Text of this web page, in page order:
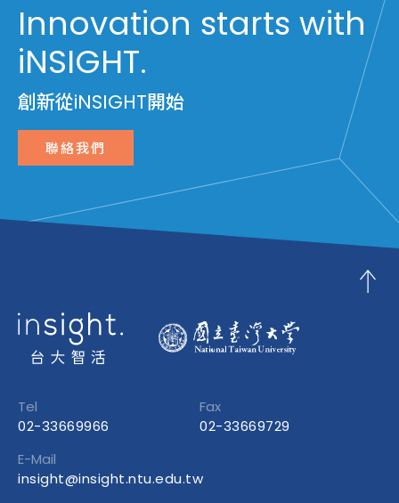
Innovation starts with
iNSIGHT.
創新從iNSIGHT開始
聯絡我們
Tel
02-33669966
Fax
02-33669729
E-Mail
insight@insight.ntu.edu.tw